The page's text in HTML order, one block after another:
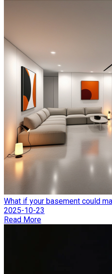
What if your basement could
2025-10-23
Read More